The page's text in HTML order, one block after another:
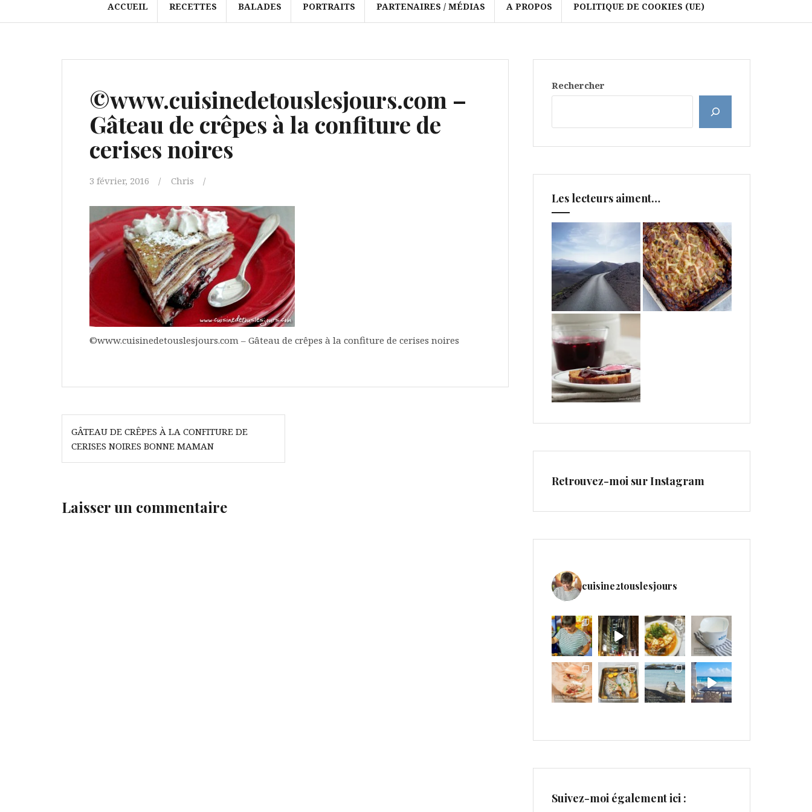
ACCUEIL RECETTES BALADES PORTRAITS PARTENAIRES / MÉDIAS A PROPOS POLITIQUE DE COOKIES (UE)
©www.cuisinedetouslesjours.com –
Gâteau de crêpes à la confiture de
cerises noires
3 février, 2016 Chris
©www.cuisinedetouslesjours.com – Gâteau de crêpes à la confiture de cerises noires
Navigation
de
l’article
GÂTEAU DE CRÊPES À LA CONFITURE DE
CERISES NOIRES BONNE MAMAN
Laisser un commentaire
Rechercher
Les lecteurs aiment…
Retrouvez-moi sur Instagram
cuisine2touslesjours
Suivez-moi également ici :